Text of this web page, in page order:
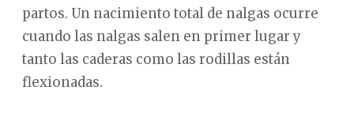
partos. Un nacimiento total de nalgas ocurre
cuando las nalgas salen en primer lugar y
tanto las caderas como las rodillas están
flexionadas.